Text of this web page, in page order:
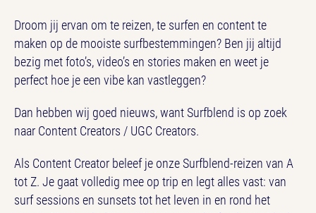
Droom jij ervan om te reizen, te surfen en content te
maken op de mooiste surfbestemmingen? Ben jij altijd
bezig met foto’s, video’s en stories maken en weet je
perfect hoe je een vibe kan vastleggen?
Dan hebben wij goed nieuws, want Surfblend is op zoek
naar Content Creators / UGC Creators.
Als Content Creator beleef je onze Surfblend-reizen van A
tot Z. Je gaat volledig mee op trip en legt alles vast: van
surf sessions en sunsets tot het leven in en rond het